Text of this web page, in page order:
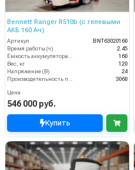
Bennett Ranger R510b (с гелевыми
АКБ 160 Ач)
Артикул
BNT63020160
Время работы (ч)
2.45
160
Вес, кг
120
Напряжение (В)
24
3060
Цена
546 000 руб.
Купить